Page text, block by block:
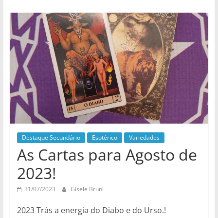
na
Medida
Certa!
Destaque Secundário Esotérico Variedades
As Cartas para Agosto de
2023!
31/07/2023 Gisele Bruni
2023 Trás a energia do Diabo e do Urso.!